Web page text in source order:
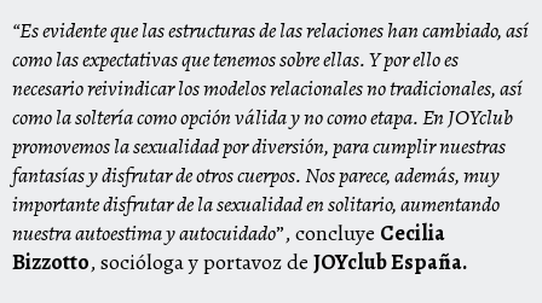
“Es evidente que las estructuras de las relaciones han cambiado, así
como las expectativas que tenemos sobre ellas. Y por ello es
necesario reivindicar los modelos relacionales no tradicionales, así
como la soltería como opción válida y no como etapa. En JOYclub
promovemos la sexualidad por diversión, para cumplir nuestras
fantasías y disfrutar de otros cuerpos. Nos parece, además, muy
importante disfrutar de la sexualidad en solitario, aumentando
nuestra autoestima y autocuidado”, concluye Cecilia
Bizzotto, socióloga y portavoz de JOYclub España.